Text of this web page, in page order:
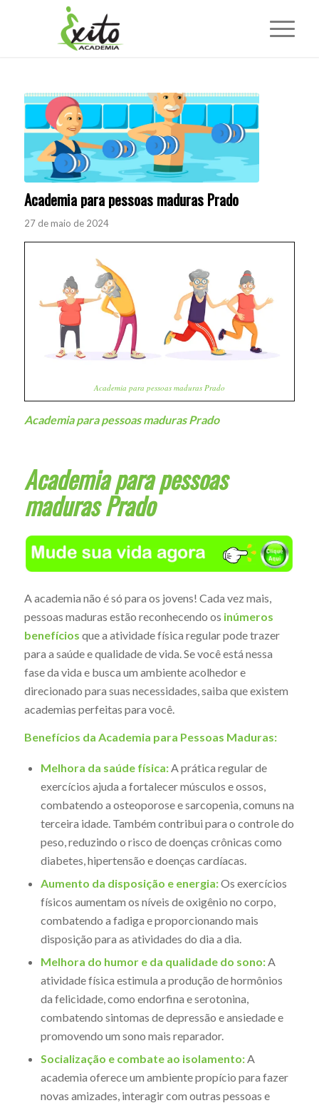
Academia para pessoas maduras Prado
27 de maio de 2024
Academia para pessoas maduras Prado
Academia para pessoas maduras Prado
Academia para pessoas
maduras Prado
A academia não é só para os jovens! Cada vez mais,
pessoas maduras estão reconhecendo os inúmeros
benefícios que a atividade física regular pode trazer
para a saúde e qualidade de vida. Se você está nessa
fase da vida e busca um ambiente acolhedor e
direcionado para suas necessidades, saiba que existem
academias perfeitas para você.
Benefícios da Academia para Pessoas Maduras:
Melhora da saúde física:A prática regular de
exercícios ajuda a fortalecer músculos e ossos,
combatendo a osteoporose e sarcopenia, comuns na
terceira idade. Também contribui para o controle do
peso, reduzindo o risco de doenças crônicas como
diabetes, hipertensão e doenças cardíacas.
Aumento da disposição e energia:Os exercícios
físicos aumentam os níveis de oxigênio no corpo,
combatendo a fadiga e proporcionando mais
disposição para as atividades do dia a dia.
Melhora do humor e da qualidade do sono:A
atividade física estimula a produção de hormônios
da felicidade, como endorfina e serotonina,
combatendo sintomas de depressão e ansiedade e
promovendo um sono mais reparador.
Socialização e combate ao isolamento:A
academia oferece um ambiente propício para fazer
novas amizades, interagir com outras pessoas e